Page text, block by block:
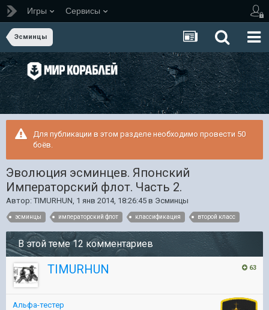
Игры Сервисы
Эсминцы
Для публикации в этом разделе необходимо провести 50
боёв.
Эволюция эсминцев. Японский
Императорский флот. Часть 2.
Автор: TIMURHUN, 1 янв 2014, 18:26:45 в Эсминцы
эсминцы императорский флот классификация второй класс
В этой теме 12 комментариев
63
TIMURHUN
Альфа-тестер